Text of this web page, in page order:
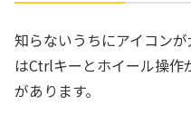
知らないうちにアイコン
はCtrlキーとホイール操作
があります。